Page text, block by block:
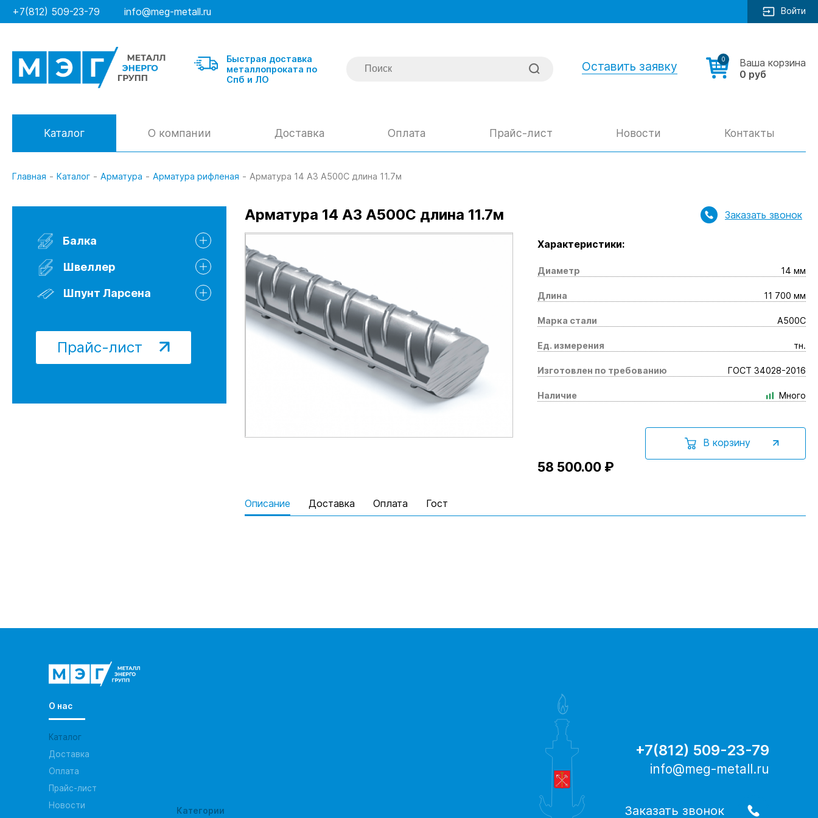
+7(812) 509-23-79 info@meg-metall.ru Войти
Быстрая доставка
металлопроката по
Спб и ЛО
Оставить заявку 0
Ваша корзина
0 руб
Каталог
Швеллер гнутый
Швеллер горячекатанный
Шпунт Ларсена Л5-УМ
О компании Доставка Оплата Прайс-лист Новости Контакты
Главная - Каталог - Арматура - Арматура рифленая - Арматура 14 А3 А500С длина 11.7м
Балка
Швеллер
Шпунт Ларсена
Прайс-лист
Арматура 14 А3 А500С длина 11.7м
Характеристики:
Диаметр 14 мм
Длина 11 700 мм
Марка стали А500С
Ед. измерения тн.
Изготовлен по требованию ГОСТ 34028-2016
Наличие Много
В корзину
58 500.00 ₽
Заказать звонок
Описание Доставка Оплата Гост
О нас
Каталог
Доставка
Оплата
Прайс-лист
Новости
Категории
+7(812) 509-23-79
info@meg-metall.ru
Заказать звонок